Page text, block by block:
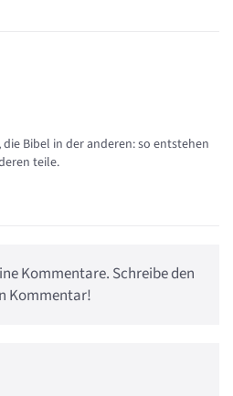
beenden
Bibel in der anderen: so entstehen
teile.
Kommentare. Schreibe den
Kommentar!